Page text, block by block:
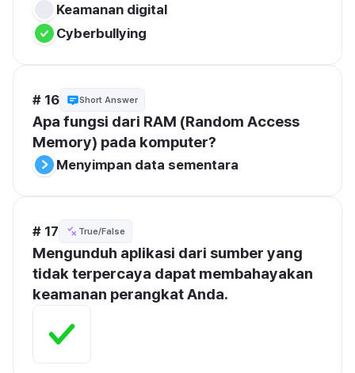
Keamanan digital
Cyberbullying
# 16 Short Answer
Apa fungsi dari RAM (Random Access
Memory) pada komputer?
Menyimpan data sementara
# 17 True/False
Mengunduh aplikasi dari sumber yang
tidak terpercaya dapat membahayakan
keamanan perangkat Anda.